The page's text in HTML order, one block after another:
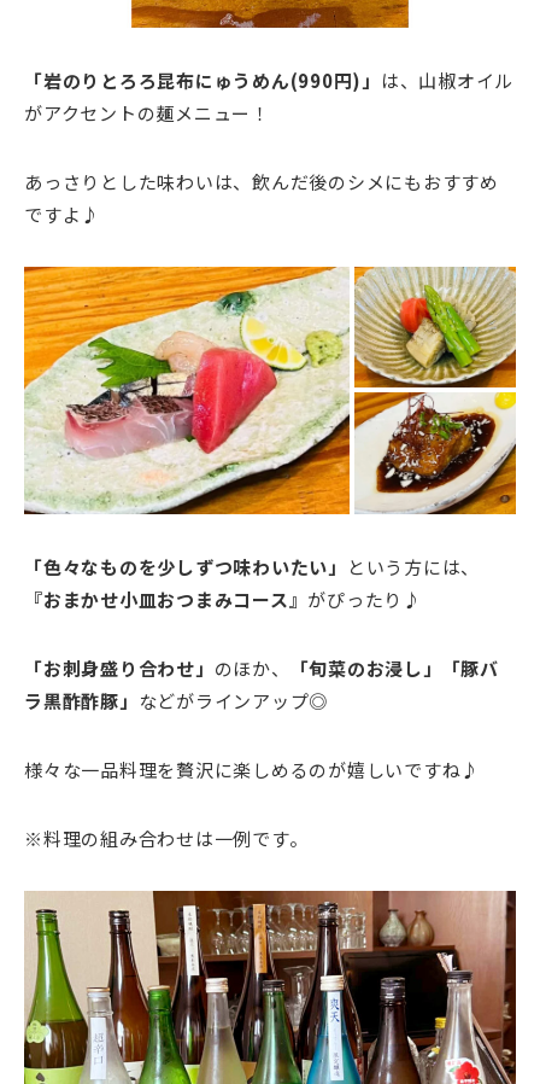
「岩のりとろろ昆布にゅうめん(990円)」 は、山椒オイル
がアクセントの麺メニュー！
あっさりとした味わいは、飲んだ後のシメにもおすすめ
ですよ♪
「色々なものを少しずつ味わいたい」
という方には、
『おまかせ小皿おつまみコース』 がぴったり♪
「お刺身盛り合わせ」 のほか、
「旬菜のお浸し」「豚バ
ラ黒酢酢豚」 などがラインアップ◎
様々な一品料理を贅沢に楽しめるのが嬉しいですね♪
※料理の組み合わせは一例です。